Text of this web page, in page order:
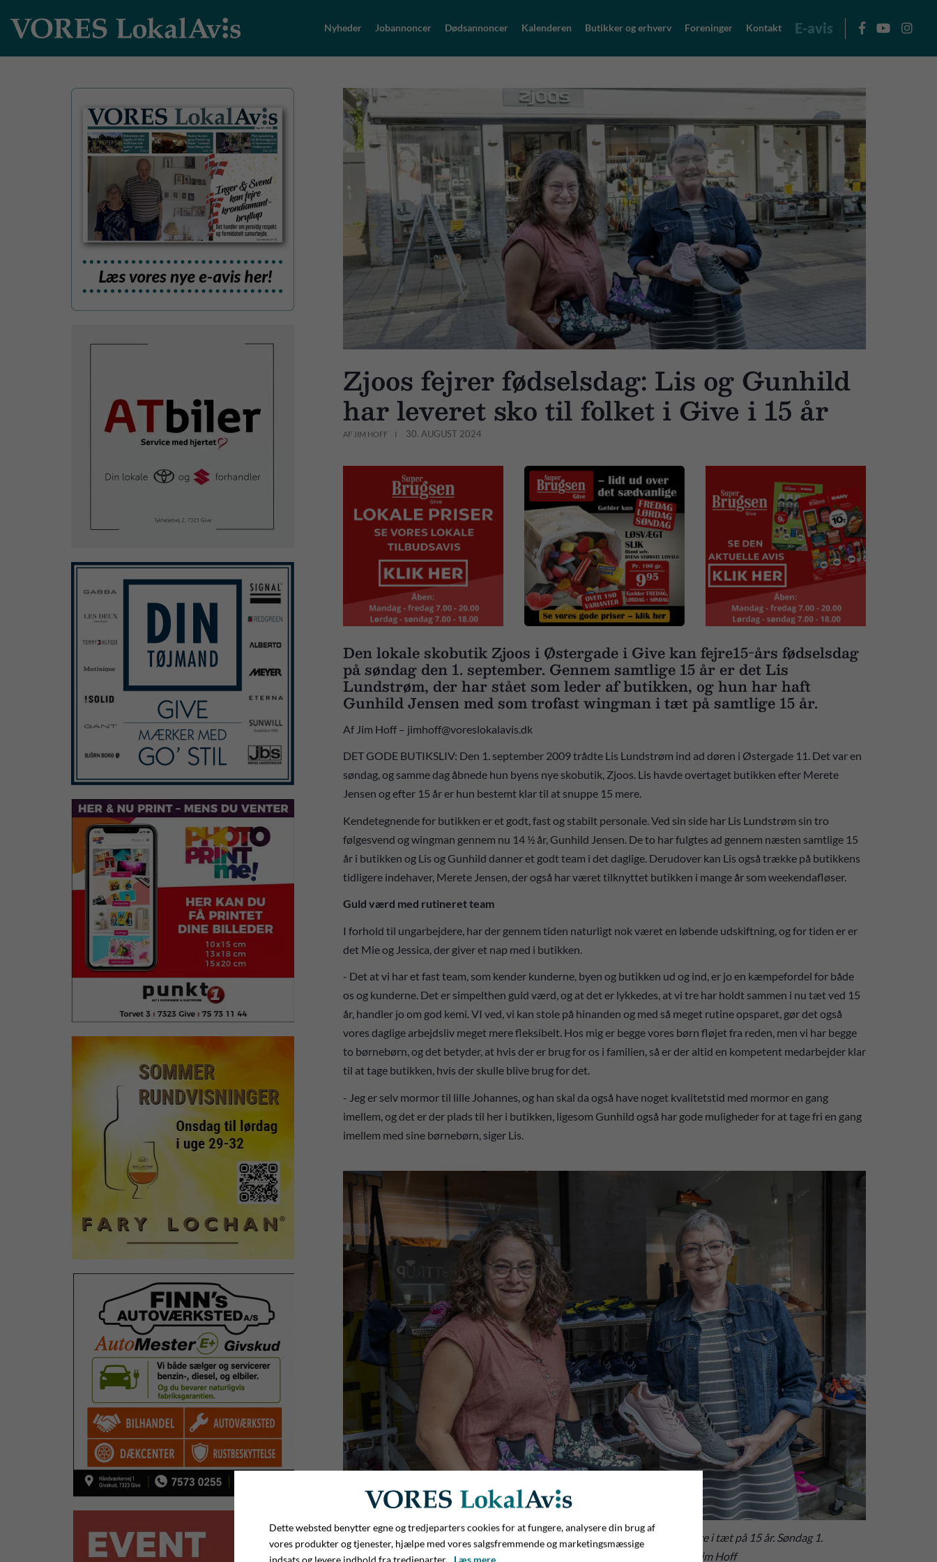
Nyheder Jobannoncer Dødsannoncer Kalenderen Butikker og erhverv Foreninger Kontakt E-avis
Zjoos fejrer fødselsdag: Lis og Gunhild
har leveret sko til folket i Give i 15 år
AF JIM HOFF 30. AUGUST 2024
Den lokale skobutik Zjoos i Østergade i Give kan fejre15-års fødselsdag
på søndag den 1. september. Gennem samtlige 15 år er det Lis
Lundstrøm, der har stået som leder af butikken, og hun har haft
Gunhild Jensen med som trofast wingman i tæt på samtlige 15 år.
Af Jim Hoff – jimhoff@voreslokalavis.dk
DET GODE BUTIKSLIV: Den 1. september 2009 trådte Lis Lundstrøm ind ad døren i Østergade 11. Det var en
søndag, og samme dag åbnede hun byens nye skobutik, Zjoos. Lis havde overtaget butikken efter Merete
Jensen og efter 15 år er hun bestemt klar til at snuppe 15 mere.
Kendetegnende for butikken er et godt, fast og stabilt personale. Ved sin side har Lis Lundstrøm sin tro
følgesvend og wingman gennem nu 14 ½ år, Gunhild Jensen. De to har fulgtes ad gennem næsten samtlige 15
år i butikken og Lis og Gunhild danner et godt team i det daglige. Derudover kan Lis også trække på butikkens
tidligere indehaver, Merete Jensen, der også har været tilknyttet butikken i mange år som weekendafløser.
Guld værd med rutineret team
I forhold til ungarbejdere, har der gennem tiden naturligt nok været en løbende udskiftning, og for tiden er er
det Mie og Jessica, der giver et nap med i butikken.
- Det at vi har et fast team, som kender kunderne, byen og butikken ud og ind, er jo en kæmpefordel for både
os og kunderne. Det er simpelthen guld værd, og at det er lykkedes, at vi tre har holdt sammen i nu tæt ved 15
år, handler jo om god kemi. VI ved, vi kan stole på hinanden og med så meget rutine opsparet, gør det også
vores daglige arbejdsliv meget mere fleksibelt. Hos mig er begge vores børn fløjet fra reden, men vi har begge
to børnebørn, og det betyder, at hvis der er brug for os i familien, så er der altid en kompetent medarbejder klar
til at tage butikken, hvis der skulle blive brug for det.
- Jeg er selv mormor til lille Johannes, og han skal da også have noget kvalitetstid med mormor en gang
imellem, og det er der plads til her i butikken, ligesom Gunhild også har gode muligheder for at tage fri en gang
imellem med sine børnebørn, siger Lis.
Lis Lundstrøm (tv.) og Gunhild Jensen har været fast makkerpar i Zjoos i Give i tæt på 15 år. Søndag 1.
september kan de fejre 15-års fødselsdag med butikken i Østergade. Foto: Jim Hoff
Dette websted benytter egne og tredjeparters cookies for at fungere, analysere din brug af
vores produkter og tjenester, hjælpe med vores salgsfremmende og marketingsmæssige
indsats og levere indhold fra tredjeparter. Læs mere